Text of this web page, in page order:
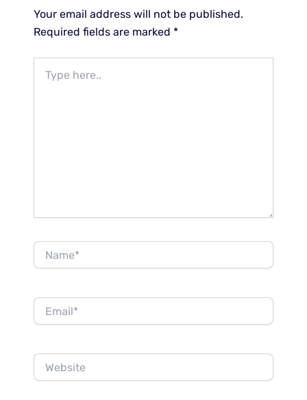
Your email address will not be published.
Required fields are marked *
here..
Name*
Email*
Website